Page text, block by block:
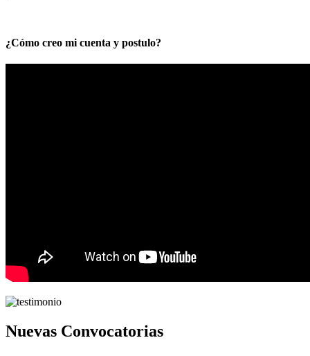
¿Cómo creo mi cuenta y postulo?
Nuevas Convocatorias